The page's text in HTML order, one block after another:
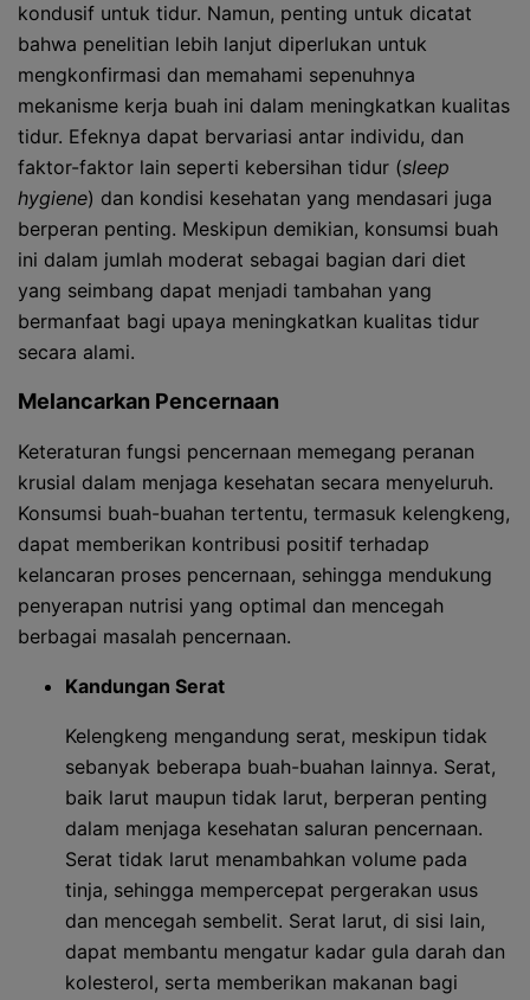
kondusif untuk tidur. Namun, penting untuk dicatat
bahwa penelitian lebih lanjut diperlukan untuk
mengkonfirmasi dan memahami sepenuhnya
mekanisme kerja buah ini dalam meningkatkan kualitas
tidur. Efeknya dapat bervariasi antar individu, dan
faktor-faktor lain seperti kebersihan tidur (sleep
hygiene) dan kondisi kesehatan yang mendasari juga
berperan penting. Meskipun demikian, konsumsi buah
ini dalam jumlah moderat sebagai bagian dari diet
yang seimbang dapat menjadi tambahan yang
bermanfaat bagi upaya meningkatkan kualitas tidur
secara alami.
Melancarkan Pencernaan
Keteraturan fungsi pencernaan memegang peranan
krusial dalam menjaga kesehatan secara menyeluruh.
Konsumsi buah-buahan tertentu, termasuk kelengkeng,
dapat memberikan kontribusi positif terhadap
kelancaran proses pencernaan, sehingga mendukung
penyerapan nutrisi yang optimal dan mencegah
berbagai masalah pencernaan.
Kandungan Serat
Kelengkeng mengandung serat, meskipun tidak
sebanyak beberapa buah-buahan lainnya. Serat,
baik larut maupun tidak larut, berperan penting
dalam menjaga kesehatan saluran pencernaan.
Serat tidak larut menambahkan volume pada
tinja, sehingga mempercepat pergerakan usus
dan mencegah sembelit. Serat larut, di sisi lain,
dapat membantu mengatur kadar gula darah dan
kolesterol, serta memberikan makanan bagi